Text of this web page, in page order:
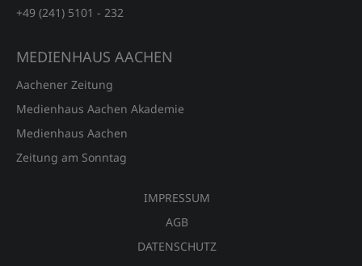
+49 (241) 5101 - 232
MEDIENHAUS AACHEN
Aachener Zeitung
Medienhaus Aachen Akademie
Medienhaus Aachen
Zeitung am Sonntag
IMPRESSUM
AGB
DATENSCHUTZ